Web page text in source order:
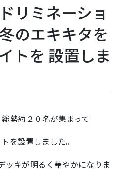
リミネーショ
のエキキタを
トを 設置しま
勢約２０名が集まって
を設置しました。
キが明るく華やかになりま